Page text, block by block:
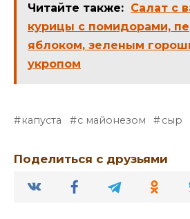
Читайте также: Салат с
курицы с помидорами,
яблоком, зеленым
укропом
капуста с майонезом сыр
Поделиться с друзьями